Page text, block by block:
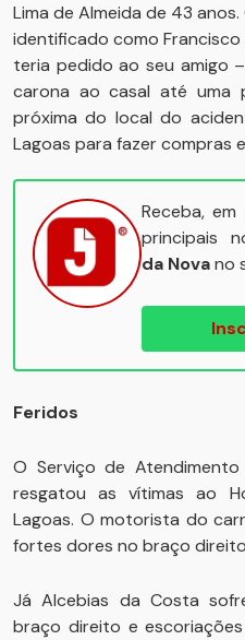
Lima de Almeida de 43
identificado como Francisco
teria pedido ao seu amigo
carona ao casal até uma
próxima do local do
Lagoas para fazer compras
Receba, em
principais
da Novano
Feridos
O Serviço de
resgatou as vítimas ao
Lagoas. O motorista do
fortes dores no braço
Já Alcebias da Costa
braço direito e